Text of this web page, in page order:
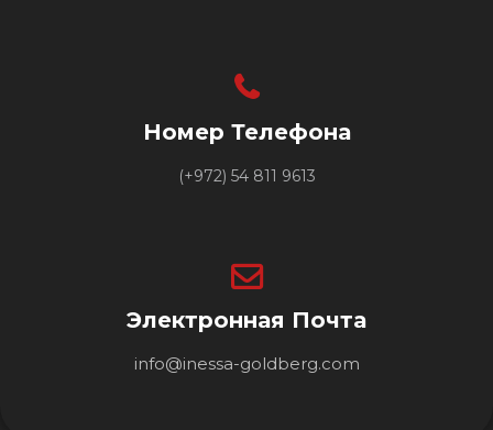
Номер Телефона
(+972) 54 811 9613
Электронная Почта
info@inessa-goldberg.com